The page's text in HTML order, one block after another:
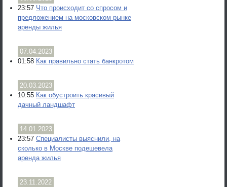
23:57 Что происходит со спросом и
предложением на московском рынке
аренды жилья
07.04.2023
01:58 Как правильно стать банкротом
20.03.2023
10:55 Как обустроить красивый
дачный ландшафт
14.01.2023
23:57 Специалисты выяснили, на
сколько в Москве подешевела
аренда жилья
23.11.2022